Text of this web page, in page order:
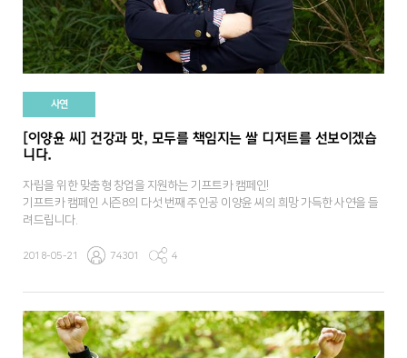
사연
[이양윤 씨] 건강과 맛, 모두를 책임지는 쌀 디저트를 선보이겠습
니다.
자립을 위한 맞춤형 창업을 지원하는 기프트카 캠페인!
기프트카 캠페인 시즌8의 다섯 번째 주인공 이양윤 씨의 희망 가득한 사연을 들
려드립니다.
2018-05-21 74301 4